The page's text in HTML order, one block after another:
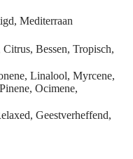
Mediterraan
Bessen, Tropisch,
Linalool, Myrcene,
Ocimene,
Geestverheffend,